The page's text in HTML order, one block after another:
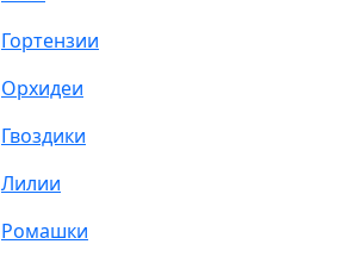
Гортензии
Орхидеи
Гвоздики
Лилии
Ромашки